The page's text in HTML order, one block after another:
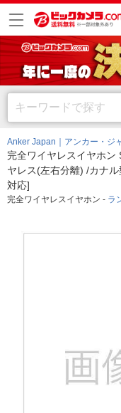
Anker Japan｜アンカー・ジ
完全ワイヤレスイヤホン
ヤレス(左右分離) /カナ
対応]
完全ワイヤレスイヤホン - ラ